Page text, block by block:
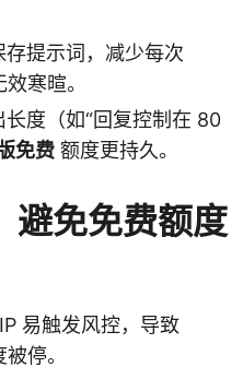
提示词，减少每次
效寒暄。
度（如“回复控制在 80
免费 额度更持久。
避免免费额度
易触发风控，导致
停。